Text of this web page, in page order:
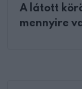
A látott
mennyire